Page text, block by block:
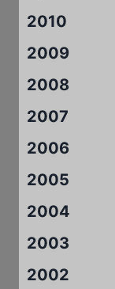
2010
2009
2008
2007
2006
2005
2004
2003
2002